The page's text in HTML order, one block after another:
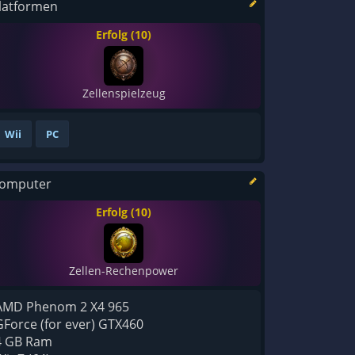
Erfolg (10)
Zellenspielzeug
Wii PC
Erfolg (10)
Zellen-Rechenpower
Phenom 2 X4 965
(for ever) GTX460
GB Ram